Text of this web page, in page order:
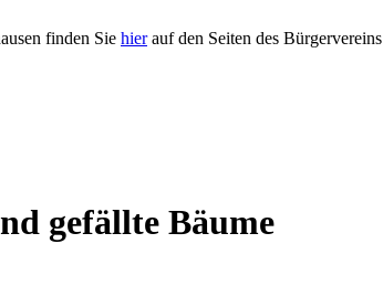
finden Sie hierauf den Seiten des Bürgervereins
gefällte Bäume